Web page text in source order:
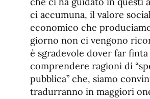
ci accumuna, il valore
economico che
giorno non ci vengono
è sgradevole dover far
comprendere ragioni di
pubblica” che, siamo
tradurranno in maggiori